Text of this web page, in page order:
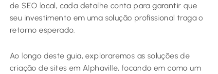
de SEO local, cada detalhe conta para garantir que
seu investimento em uma solução profissional traga o
retorno esperado.
Ao longo deste guia, exploraremos as soluções de
criação de sites em Alphaville, focando em como um